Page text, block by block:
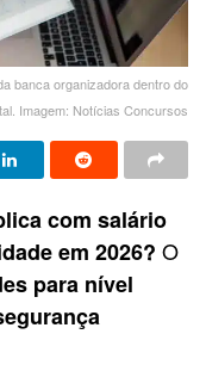
banca organizadora dentro do
Imagem: Notícias Concursos
com salário
em 2026? O
para nível